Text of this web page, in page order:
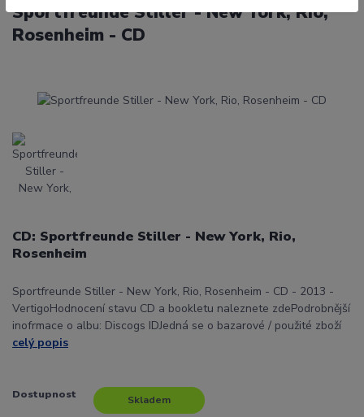
Sportfreunde Stiller - New York, Rio,
Rosenheim - CD
CD: Sportfreunde Stiller - New York, Rio,
Rosenheim
Sportfreunde Stiller - New York, Rio, Rosenheim - CD - 2013 -
VertigoHodnocení stavu CD a bookletu naleznete zdePodrobnější
inofrmace o albu: Discogs IDJedná se o bazarové / použité zboží
celý popis
Dostupnost Skladem